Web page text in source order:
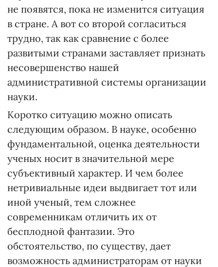
не появятся, пока не изменится ситуация
в стране. А вот со второй согласиться
трудно, так как сравнение с более
развитыми странами заставляет признать
несовершенство нашей
административной системы организации
науки.
Коротко ситуацию можно описать
следующим образом. В науке, особенно
фундаментальной, оценка деятельности
ученых носит в значительной мере
субъективный характер. И чем более
нетривиальные идеи выдвигает тот или
иной ученый, тем сложнее
современникам отличить их от
бесплодной фантазии. Это
обстоятельство, по существу, дает
возможность администраторам от науки